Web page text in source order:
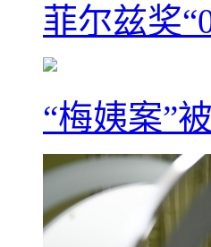
菲尔兹奖
“梅姨案”